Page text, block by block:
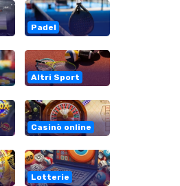
Padel
Altri Sport
Casinò online
Lotterie